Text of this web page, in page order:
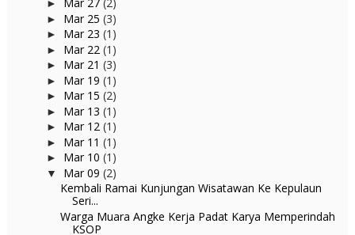
►
► Mar 25 (3)
► Mar 23 (1)
► Mar 22 (1)
► Mar 21 (3)
► Mar 19 (1)
► Mar 15 (2)
► Mar 13 (1)
► Mar 12 (1)
► Mar 11 (1)
► Mar 10 (1)
▼ Mar 09 (2)
Kembali Ramai Kunjungan Wisatawan Ke Kepulaun
Seri...
Warga Muara Angke Kerja Padat Karya Memperindah
KSOP